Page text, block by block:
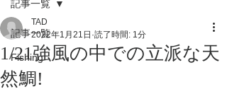
記事一覧
Fishing
記事一覧
1/21強風の中での立派な天
然鯛!
TAD
2022年1月21日 読了時間: 1分